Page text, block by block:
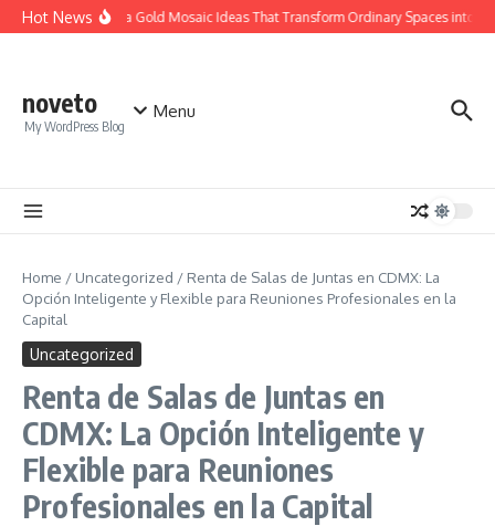
Skip to content
Hot NewsCalacatta Gold Mosaic Ideas That Transform Ordinary Spaces into
noveto
My WordPress Blog
Menu
Home / Uncategorized / Renta de Salas de Juntas en CDMX: La
Opción Inteligente y Flexible para Reuniones Profesionales en la
Capital
Uncategorized
Renta de Salas de Juntas en
CDMX: La Opción Inteligente y
Flexible para Reuniones
Profesionales en la Capital